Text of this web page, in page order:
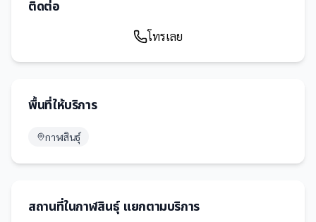
ติดต่อ
โทรเลย
พื้นที่ให้บริการ
กาฬสินธุ์
สถานที่ในกาฬสินธุ์แยกตามบริการ